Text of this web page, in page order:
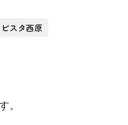
スタ西原
。